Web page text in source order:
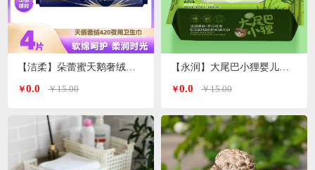
￥0.0 ￥15.00 ￥0.0 ￥15.00